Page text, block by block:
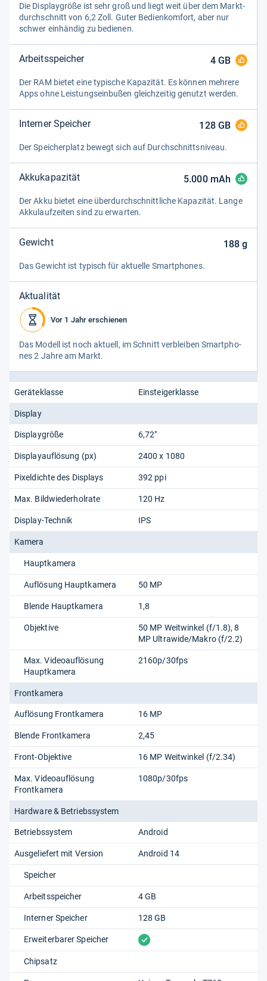
Die Dis­play­größe ist sehr groß und liegt weit über dem Markt­
durch­schnitt von 6,2 Zoll. Guter Bedien­kom­fort, aber nur
schwer ein­hän­dig zu bedie­nen.
Arbeitsspeicher 4GB
Der RAM bie­tet eine typi­sche Kapa­zi­tät. Es kön­nen meh­rere
Apps ohne Leis­tungs­ein­bu­ßen gleich­zei­tig genutzt wer­den.
Interner Speicher 128GB
Der Spei­cher­platz bewegt sich auf Durch­schnitts­ni­veau.
Akkukapazität 5.000mAh
Der Akku bie­tet eine über­durch­schnitt­li­che Kapa­zi­tät. Lange
Akku­lauf­zei­ten sind zu erwar­ten.
Gewicht 188g
Das Gewicht ist typisch für aktu­elle Smart­pho­nes.
Aktualität
Vor 1 Jahr erschienen
Das Modell ist noch aktu­ell, im Schnitt ver­blei­ben Smart­pho­
nes 2 Jahre am Markt.
Geräteklasse Einsteigerklasse
Display
Displaygröße 6,72"
Displayauflösung (px) 2400 x 1080
Pixeldichte des Displays 392 ppi
Max. Bildwiederholrate 120 Hz
Display-Technik IPS
Kamera
Hauptkamera
Auflösung Hauptkamera 50 MP
Blende Hauptkamera 1,8
Objektive
50 MP Weitwinkel (f/1.8), 8
MP Ultrawide/Makro (f/2.2)
Max. Videoauflösung
Hauptkamera
2160p/​30fps
Frontkamera
Auflösung Frontkamera 16 MP
Blende Frontkamera 2,45
Front-Objektive 16 MP Weitwinkel (f/2.34)
Max. Videoauflösung
Frontkamera
1080p/​30fps
Hardware & Betriebssystem
Betriebssystem Android
Ausgeliefert mit Version Android 14
Speicher
Arbeitsspeicher 4 GB
Interner Speicher 128 GB
Erweiterbarer Speicher vorhanden
Chipsatz